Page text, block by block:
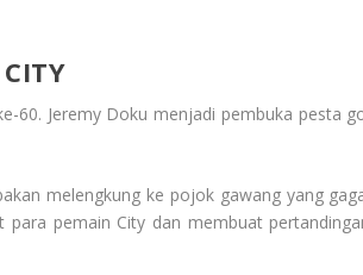
60. Jeremy Doku menjadi pembuka pesta
melengkung ke pojok gawang yang
pemain City dan membuat